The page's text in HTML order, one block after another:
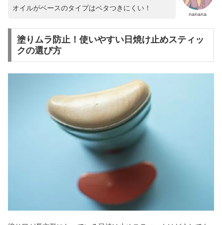
nanana
オイルがベースのタイプはベタつきにくい！
塗りムラ防止！使いやすい日焼け止めスティッ
クの選び方